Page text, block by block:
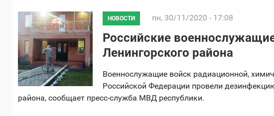
НОВОСТИ пн, 30/11/2020 - 17:08
Российские
Ленингорского района
Военнослужащие войск радиационной,
Российской Федерации провели
района, сообщает пресс-служба МВД республики.